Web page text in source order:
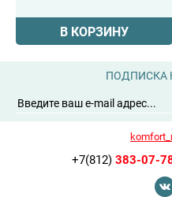
В КОРЗИНУ
ПОДПИСКА
+7(812) 383-07-